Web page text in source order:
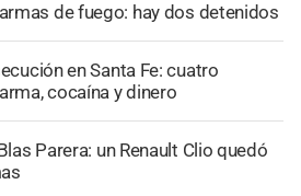
de fuego: hay dos detenidos
en Santa Fe: cuatro
cocaína y dinero
Parera: un Renault Clio quedó